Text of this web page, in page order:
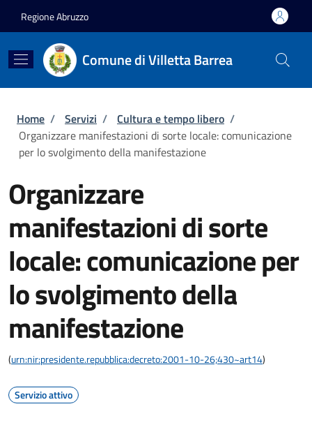
Regione Abruzzo
Comune di Villetta Barrea
Briciole di pane
Home / Servizi / Cultura e tempo libero /
Organizzare manifestazioni di sorte locale: comunicazione
per lo svolgimento della manifestazione
Organizzare
manifestazioni di sorte
locale: comunicazione per
lo svolgimento della
manifestazione
(urn:nir:presidente.repubblica:decreto:2001-10-26;430~art14)
Servizio attivo